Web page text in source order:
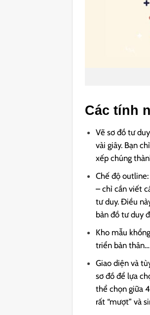
Các tính
Vẽ sơ đồ tư
vài giây. Bạn
xếp chúng
Chế độ
– chỉ cần viết
tư duy. Điều
bản đồ tư duy
Kho mẫu
triển bản thân…
Giao diện và
sơ đồ để lựa
thể chọn giữa
rất “mượt” và